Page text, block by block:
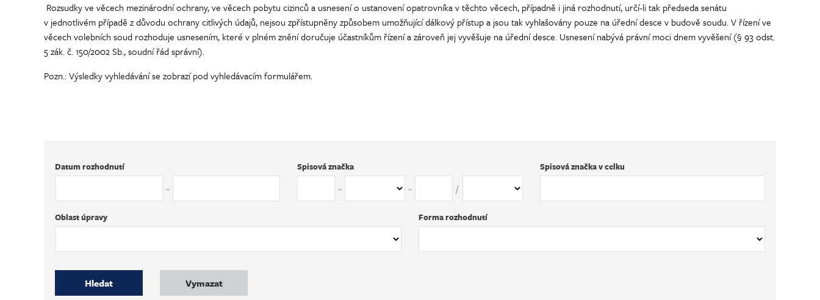
Rozsudky ve věcech mezinárodní ochrany, ve věcech pobytu cizinců a usnesení o ustanovení opatrovníka v těchto věcech, případně i jiná rozhodnutí, určí-li tak předseda senátu
v jednotlivém případě z důvodu ochrany citlivých údajů, nejsou zpřístupněny způsobem umožňující dálkový přístup a jsou tak vyhlašovány pouze na úřední desce v budově soudu. V řízení ve
věcech volebních soud rozhoduje usnesením, které v plném znění doručuje účastníkům řízení a zároveň jej vyvěšuje na úřední desce. Usnesení nabývá právní moci dnem vyvěšení (§ 93 odst.
5 zák. č. 150/2002 Sb., soudní řád správní).
Pozn.: Výsledky vyhledávání se zobrazí pod vyhledávacím formulářem.
Datum rozhodnutí
-
Spisová značka
- - /
Spisová značka v celku
Oblast úpravy Forma rozhodnutí
Hledat Vymazat